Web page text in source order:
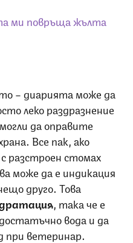
ми повръща жълта
– диарията може да
леко раздразнение
да оправите
Все пак, ако
разстроен стомах
може да е индикация
друго. Това
, така че е
вода и да
при ветеринар.